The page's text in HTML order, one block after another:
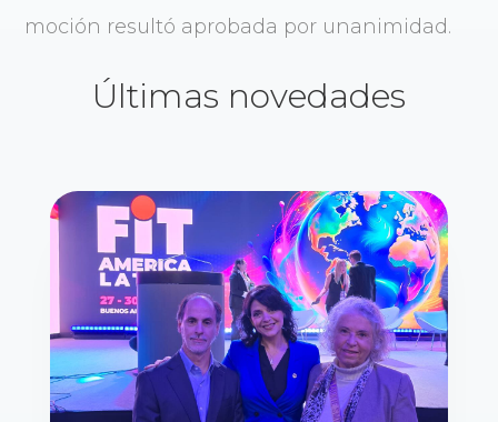
moción resultó aprobada por unanimidad.
Últimas novedades